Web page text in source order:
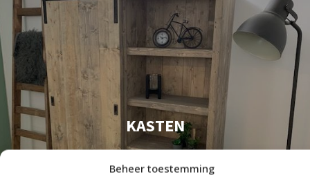
Beheer toestemming
KASTEN